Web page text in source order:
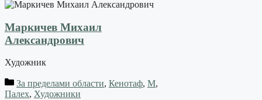
Маркичев Михаил
Александрович
Художник
За пределами области, Кенотаф, М,
Палех, Художники